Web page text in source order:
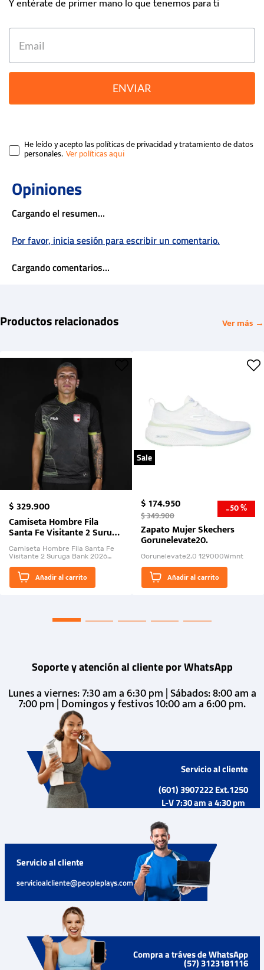
Y entérate de primer mano lo que tenemos para ti
ENVIAR
He leído y acepto las políticas de privacidad y tratamiento de datos
personales.
Cargando el resumen…
Por favor, inicia sesión para escribir un comentario.
Cargando comentarios…
Productos relacionados Ver más →
$329.900
Camiseta Hombre Fila
Santa Fe Visitante 2 Suruga
Bank 2026
Camiseta Hombre Fila Santa Fe
Visitante 2 Suruga Bank 2026
El Rugido del Sol Naciente:
“Primeros para la Et...
Añadir al carrito
Sale
$174.950
$349.900 -50 %
Zapato Mujer Skechers
Gorunelevate20.
Gorunelevate2.0 129000Wmnt
Añadir al carrito
Soporte y atención al cliente por WhatsApp
Lunes a viernes: 7:30 am a 6:30 pm | Sábados: 8:00 am a
7:00 pm | Domingos y festivos 10:00 am a 6:00 pm.
Servicio al cliente
(601) 3907222 Ext.1250
L-V 7:30 am a 4:30 pm
Servicio al cliente
servicioalcliente@peopleplays.com
Compra a tráves de WhatsApp
(57) 3123181116